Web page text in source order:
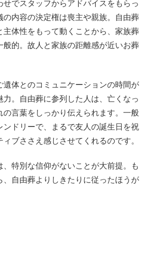
せでスタッフからアドバイスをもらっ
の内容の決定権は喪主や親族。自由葬
主体性をもって動くことから、家族葬
般的。故人と家族の距離感が近いお葬
遺体とのコミュニケーションの時間が
力。自由葬に参列した人は、亡くなっ
の言葉をしっかり伝えられます。一般
ンドリーで、まるで友人の誕生日を祝
ィブささえ感じさせてくれるのです。
、特別な信仰がないことが大前提。も
、自由葬よりしきたりに従ったほうが